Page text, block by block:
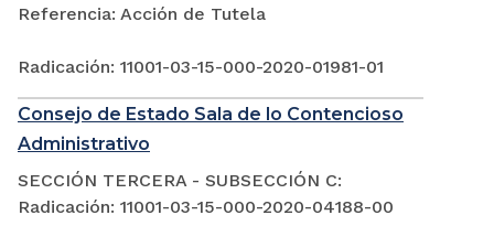
Referencia: Acción de Tutela
Radicación: 11001-03-15-000-2020-01981-01
Consejo de Estado Sala de lo Contencioso
Administrativo
SECCIÓN TERCERA - SUBSECCIÓN C:
Radicación: 11001-03-15-000-2020-04188-00